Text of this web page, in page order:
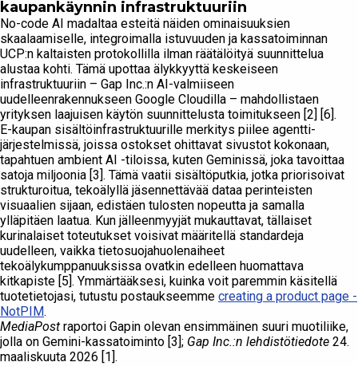
kaupankäynnin infrastruktuuriin
No-code AI madaltaa esteitä näiden ominaisuuksien
skaalaamiselle, integroimalla istuvuuden ja kassatoiminnan
UCP:n kaltaisten protokollilla ilman räätälöityä suunnittelua
alustaa kohti. Tämä upottaa älykkyyttä keskeiseen
infrastruktuuriin – Gap Inc.:n AI-valmiiseen
uudelleenrakennukseen Google Cloudilla – mahdollistaen
yrityksen laajuisen käytön suunnittelusta toimitukseen [2] [6].
E-kaupan sisältöinfrastruktuurille merkitys piilee agentti-
järjestelmissä, joissa ostokset ohittavat sivustot kokonaan,
tapahtuen ambient AI -tiloissa, kuten Geminissä, joka tavoittaa
satoja miljoonia [3]. Tämä vaatii sisältöputkia, jotka priorisoivat
strukturoitua, tekoälyllä jäsennettävää dataa perinteisten
visuaalien sijaan, edistäen tulosten nopeutta ja samalla
ylläpitäen laatua. Kun jälleenmyyjät mukauttavat, tällaiset
kurinalaiset toteutukset voisivat määritellä standardeja
uudelleen, vaikka tietosuojahuolenaiheet
tekoälykumppanuuksissa ovatkin edelleen huomattava
kitkapiste [5]. Ymmärtääksesi, kuinka voit paremmin käsitellä
tuotetietojasi, tutustu postaukseemme creating a product page -
NotPIM.
MediaPost raportoi Gapin olevan ensimmäinen suuri muotiliike,
jolla on Gemini-kassatoiminto [3]; Gap Inc.:n lehdistötiedote 24.
maaliskuuta 2026 [1].